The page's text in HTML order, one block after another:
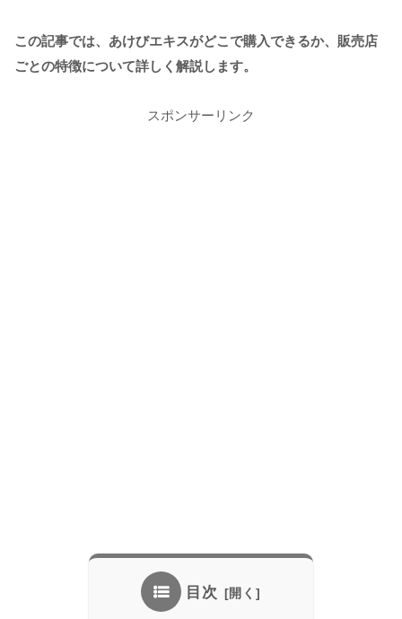
この記事では、あけびエキスがどこで購入できるか、販売店
ごとの特徴について詳しく解説します。
スポンサーリンク
目次